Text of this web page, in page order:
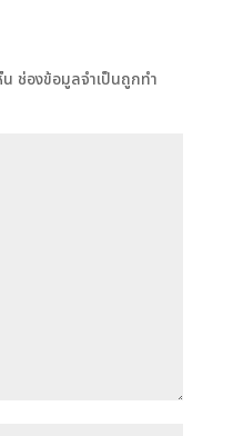
ช่องข้อมูลจำเป็นถูกทำ